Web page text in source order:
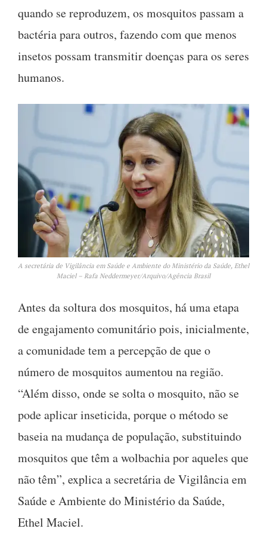
quando se reproduzem, os mosquitos passam a
bactéria para outros, fazendo com que menos
insetos possam transmitir doenças para os seres
humanos.
A secretária de Vigilância em Saúde e Ambiente do Ministério da Saúde, Ethel
Maciel – Rafa Neddermeyer/Arquivo/Agência Brasil
Antes da soltura dos mosquitos, há uma etapa
de engajamento comunitário pois, inicialmente,
a comunidade tem a percepção de que o
número de mosquitos aumentou na região.
“Além disso, onde se solta o mosquito, não se
pode aplicar inseticida, porque o método se
baseia na mudança de população, substituindo
mosquitos que têm a wolbachia por aqueles que
não têm”, explica a secretária de Vigilância em
Saúde e Ambiente do Ministério da Saúde,
Ethel Maciel.